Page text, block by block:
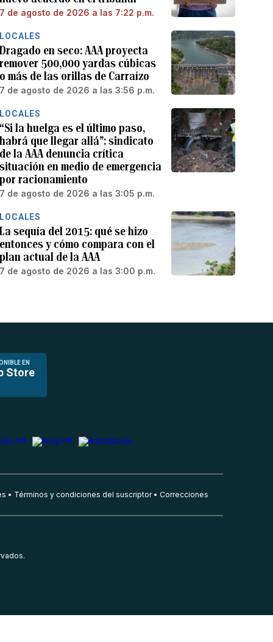
7 de agosto de 2026 a las 7:22 p.m.
LOCALES
Dragado en seco: AAA proyecta
remover 500,000 yardas cúbicas
o más de las orillas de Carraízo
7 de agosto de 2026 a las 3:56 p.m.
LOCALES
“Si la huelga es el último paso,
habrá que llegar allá”: sindicato
de la AAA denuncia crítica
situación en medio de emergencia
por racionamiento
7 de agosto de 2026 a las 3:05 p.m.
LOCALES
La sequía del 2015: qué se hizo
entonces y cómo compara con el
plan actual de la AAA
7 de agosto de 2026 a las 3:00 p.m.
EN
Store
Términos y condiciones del suscriptor Correcciones